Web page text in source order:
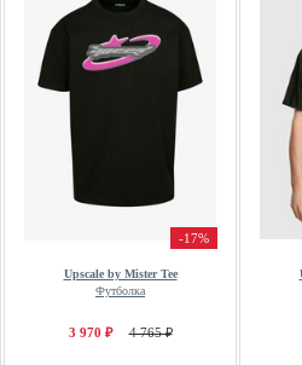
-17%
Upscale by Mister Tee
Футболка
3 970 ₽ 4 765 ₽